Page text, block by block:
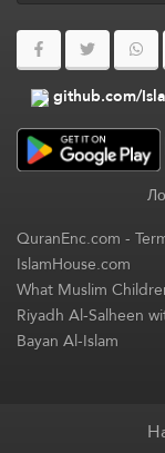
github.com/
QuranEnc.com-
IslamHouse.com
What Muslim
Riyadh Al-Salheen
Bayan Al-Islam